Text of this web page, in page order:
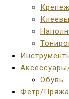
Крепеж
Обувь
Фетр/